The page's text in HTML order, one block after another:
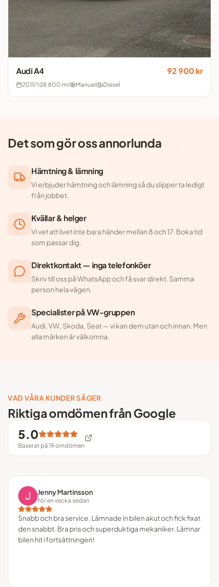
AudiA4 92 900 kr
2011 28 800 mil Manuell Diesel
Det som gör oss annorlunda
Hämtning & lämning
Vi erbjuder hämtning och lämning så du slipper ta ledigt
från jobbet.
Kvällar & helger
Vi vet att livet inte bara händer mellan 8 och 17. Boka tid
som passar dig.
Direktkontakt — inga telefonköer
Skriv till oss på WhatsApp och få svar direkt. Samma
person hela vägen.
Specialister på VW-gruppen
Audi, VW, Skoda, Seat — vi kan dem utan och innan. Men
alla märken är välkomna.
VAD VÅRA KUNDER SÄGER
Riktiga omdömen från Google
5.0
Baserat på 19omdömen
Jenny Martinsson
för en vecka sedan
Snabb och bra service. Lämnade in bilen akut och fick fixat
den snabbt. Bra pris och superduktiga mekaniker. Lämnar
bilen hit i fortsättningen!